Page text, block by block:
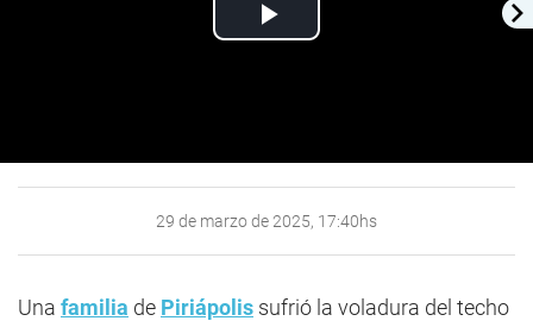
Play
29 de marzo de 2025, 17:40hs
Una familia de Piriápolis sufrió la voladura del techo